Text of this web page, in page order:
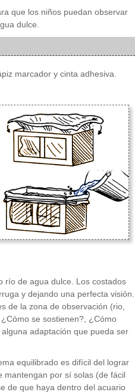
que los niños puedan observar
dulce.
marcador y cinta adhesiva.
río de agua dulce. Los costados
y dejando una perfecta visión.
de la zona de observación (rio,
se sostienen?, ¿Cómo
adaptación que pueda ser
equilibrado es difícil del lograr
mantengan por sí solas (de fácil
de que haya dentro del acuario